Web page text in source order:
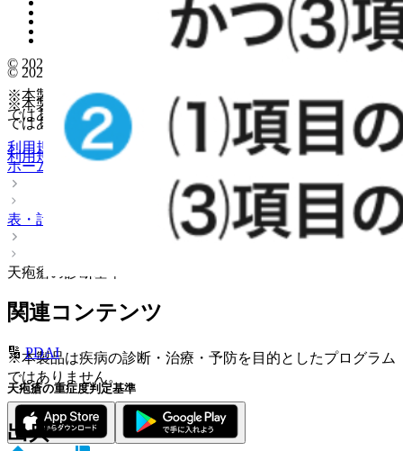
© 2021 HOKUTO Inc. All rights reserved.
※本製品は疾病の診断・治療・予防を目的としたプログラム
ではありません。
利用規約 プライバシーポリシー
お問い合わせ
ホーム
表・計算
天疱瘡の診断基準
※本製品は疾病の診断・治療・予防を目的としたプログラム
ではありません。
関連コンテンツ
🔢PDAI
天疱瘡の重症度判定基準
出典
© 2021 HOKUTO Inc. All rights reserved.
※本製品は疾病の診断・治療・予防を目的としたプログラム
ではありません。
利用規約 プライバシーポリシー お問い合わせ